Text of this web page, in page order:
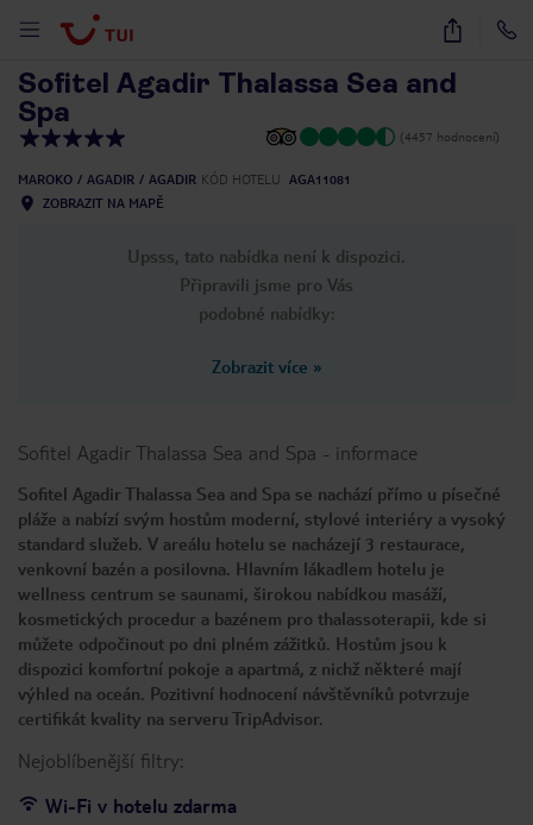
52
Sofitel Agadir Thalassa Sea and
Spa
(4457 hodnocení)
MAROKO AGADIR AGADIR KÓD HOTELU
AGA11081
ZOBRAZIT NA MAPĚ
Upsss, tato nabídka není k dispozici.
Připravili jsme pro Vás
podobné nabídky:
Zobrazit více »
Sofitel Agadir Thalassa Sea and Spa - informace
Sofitel Agadir Thalassa Sea and Spa se nachází přímo u písečné
pláže a nabízí svým hostům moderní, stylové interiéry a vysoký
standard služeb. V areálu hotelu se nacházejí 3 restaurace,
venkovní bazén a posilovna. Hlavním lákadlem hotelu je
wellness centrum se saunami, širokou nabídkou masáží,
kosmetických procedur a bazénem pro thalassoterapii, kde si
můžete odpočinout po dni plném zážitků. Hostům jsou k
dispozici komfortní pokoje a apartmá, z nichž některé mají
výhled na oceán. Pozitivní hodnocení návštěvníků potvrzuje
certifikát kvality na serveru TripAdvisor.
Nejoblíbenější filtry:
Wi-Fi v hotelu zdarma